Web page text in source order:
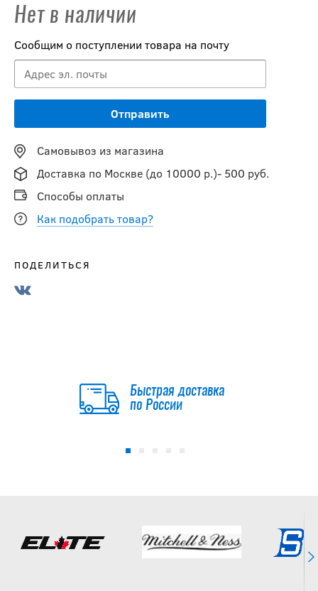
Нет в наличии
Сообщим о поступлении товара на почту
Самовывоз из магазина
Доставка по Москве (до 10000 р.)- 500 руб.
Способы оплаты
Как подобрать товар?
ПОДЕЛИТЬСЯ
Быстрая доставка
по России